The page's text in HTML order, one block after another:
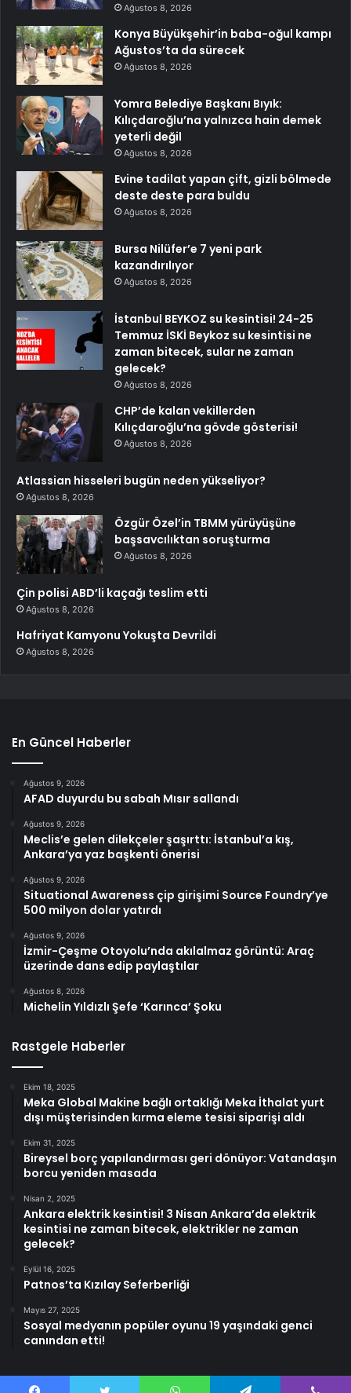
Ağustos 8, 2026
Konya Büyükşehir’in baba-oğul kampı
Ağustos’ta da sürecek
Ağustos 8, 2026
Yomra Belediye Başkanı Bıyık:
Kılıçdaroğlu’na yalnızca hain demek
yeterli değil
Ağustos 8, 2026
Evine tadilat yapan çift, gizli bölmede
deste deste para buldu
Ağustos 8, 2026
Bursa Nilüfer’e 7 yeni park
kazandırılıyor
Ağustos 8, 2026
İstanbul BEYKOZ su kesintisi! 24-25
Temmuz İSKİ Beykoz su kesintisi ne
zaman bitecek, sular ne zaman
gelecek?
Ağustos 8, 2026
CHP’de kalan vekillerden
Kılıçdaroğlu’na gövde gösterisi!
Ağustos 8, 2026
Atlassian hisseleri bugün neden yükseliyor?
Ağustos 8, 2026
Özgür Özel’in TBMM yürüyüşüne
başsavcılıktan soruşturma
Ağustos 8, 2026
Çin polisi ABD’li kaçağı teslim etti
Ağustos 8, 2026
Hafriyat Kamyonu Yokuşta Devrildi
Ağustos 8, 2026
En Güncel Haberler
Ağustos 9, 2026
AFAD duyurdu bu sabah Mısır sallandı
Ağustos 9, 2026
Meclis’e gelen dilekçeler şaşırttı: İstanbul’a kış,
Ankara’ya yaz başkenti önerisi
Ağustos 9, 2026
Situational Awareness çip girişimi Source Foundry’ye
500 milyon dolar yatırdı
Ağustos 9, 2026
İzmir-Çeşme Otoyolu’nda akılalmaz görüntü: Araç
üzerinde dans edip paylaştılar
Ağustos 8, 2026
Michelin Yıldızlı Şefe ‘Karınca’ Şoku
Rastgele Haberler
Ekim 18, 2025
Meka Global Makine bağlı ortaklığı Meka İthalat yurt
dışı müşterisinden kırma eleme tesisi siparişi aldı
Ekim 31, 2025
Bireysel borç yapılandırması geri dönüyor: Vatandaşın
borcu yeniden masada
Nisan 2, 2025
Ankara elektrik kesintisi! 3 Nisan Ankara’da elektrik
kesintisi ne zaman bitecek, elektrikler ne zaman
gelecek?
Eylül 16, 2025
Patnos’ta Kızılay Seferberliği
Mayıs 27, 2025
Sosyal medyanın popüler oyunu 19 yaşındaki genci
canından etti!